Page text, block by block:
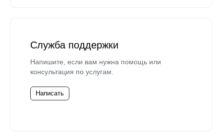
Служба поддержки
Напишите, если вам нужна помощь или
консультация по услугам.
Написать